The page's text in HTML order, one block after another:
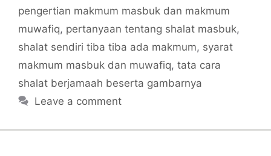
pengertian makmum masbuk dan makmum
muwafiq, pertanyaan tentang shalat masbuk,
shalat sendiri tiba tiba ada makmum, syarat
makmum masbuk dan muwafiq, tata cara
shalat berjamaah beserta gambarnya
Leave a comment